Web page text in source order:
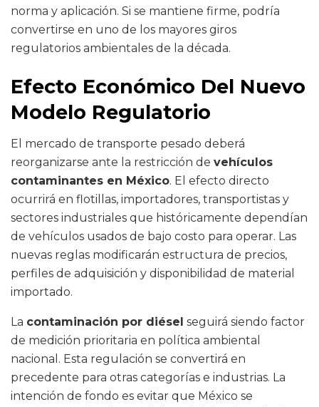
norma y aplicación. Si se mantiene firme, podría
convertirse en uno de los mayores giros
regulatorios ambientales de la década.
Efecto Económico Del Nuevo
Modelo Regulatorio
El mercado de transporte pesado deberá
reorganizarse ante la restricción de vehículos
contaminantes en México. El efecto directo
ocurrirá en flotillas, importadores, transportistas y
sectores industriales que históricamente dependían
de vehículos usados de bajo costo para operar. Las
nuevas reglas modificarán estructura de precios,
perfiles de adquisición y disponibilidad de material
importado.
La contaminación por diésel seguirá siendo factor
de medición prioritaria en política ambiental
nacional. Esta regulación se convertirá en
precedente para otras categorías e industrias. La
intención de fondo es evitar que México se